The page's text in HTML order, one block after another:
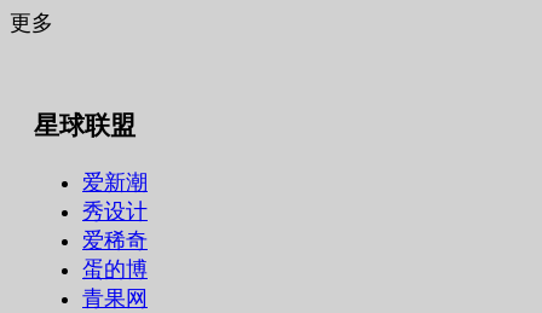
更多
星球联盟
爱新潮
秀设计
爱稀奇
蛋的博
青果网